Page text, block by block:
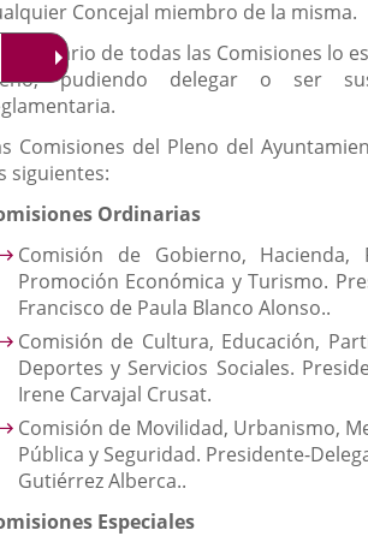
Concejal miembro de la misma.
Secretario de todas las Comisiones lo
pudiendo delegar o ser
Comisiones del Pleno del
siguientes:
Ordinarias
Comisión de Gobierno, Hacienda,
Promoción Económica y Turismo.
Francisco de Paula Blanco Alonso..
Comisión de Cultura, Educación,
Deportes y Servicios Sociales.
Irene Carvajal Crusat.
Comisión de Movilidad, Urbanismo,
Pública y Seguridad. Presidente-
Gutiérrez Alberca..
Especiales